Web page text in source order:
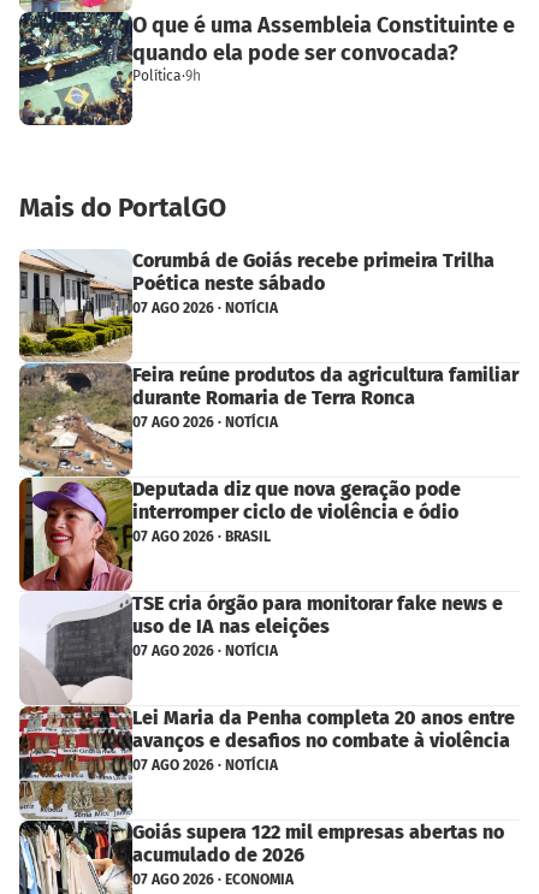
O que é uma Assembleia Constituinte e
quando ela pode ser convocada?
Política·9h
Mais do PortalGO
Corumbá de Goiás recebe primeira Trilha
Poética neste sábado
07 AGO 2026 · NOTÍCIA
Feira reúne produtos da agricultura familiar
durante Romaria de Terra Ronca
07 AGO 2026 · NOTÍCIA
Deputada diz que nova geração pode
interromper ciclo de violência e ódio
07 AGO 2026 · BRASIL
TSE cria órgão para monitorar fake news e
uso de IA nas eleições
07 AGO 2026 · NOTÍCIA
Lei Maria da Penha completa 20 anos entre
avanços e desafios no combate à violência
07 AGO 2026 · NOTÍCIA
Goiás supera 122 mil empresas abertas no
acumulado de 2026
07 AGO 2026 · ECONOMIA